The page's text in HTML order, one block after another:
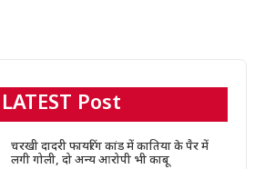
LATEST Post
चरखी दादरी फायरिंग कांड में कातिया के पैर में
लगी गोली, दो अन्य आरोपी भी काबू